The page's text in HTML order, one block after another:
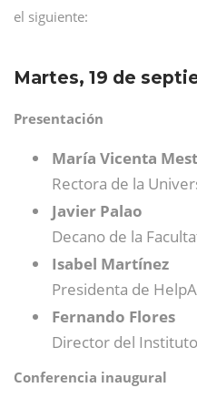
el siguiente:
Martes, 19 de
Presentación
María Vicenta
Rectora de la
Javier Palao
Decano de la
Isabel Martínez
Presidenta de
Fernando Flores
Director del
Conferencia inaugural